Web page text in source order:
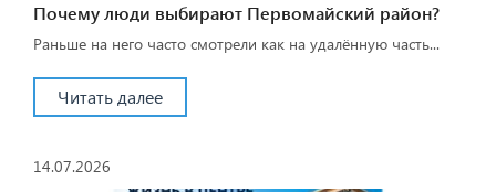
Почему люди выбирают Первомайский район?
Раньше на него часто смотрели как на удалённую часть...
Читать далее
14.07.2026